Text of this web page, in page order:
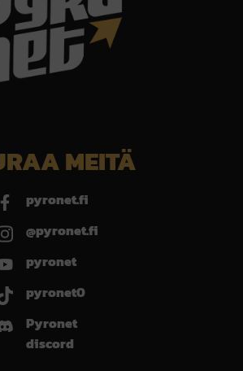
MEITÄ
pyronet.fi
@pyronet.fi
pyronet
pyronet0
Pyronet
discord